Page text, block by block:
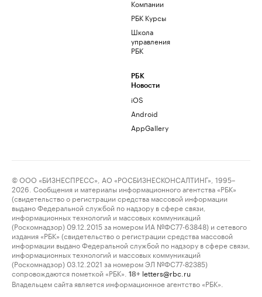
Компании
РБК Курсы
Школа
управления
РБК
РБК
Новости
iOS
Android
AppGallery
© ООО «БИЗНЕСПРЕСС», АО «РОСБИЗНЕСКОНСАЛТИНГ», 1995–
2026. Сообщения и материалы информационного агентства «РБК»
(свидетельство о регистрации средства массовой информации
выдано Федеральной службой по надзору в сфере связи,
информационных технологий и массовых коммуникаций
(Роскомнадзор) 09.12.2015 за номером ИА №ФС77-63848) и сетевого
издания «РБК» (свидетельство о регистрации средства массовой
информации выдано Федеральной службой по надзору в сфере связи,
информационных технологий и массовых коммуникаций
(Роскомнадзор) 03.12.2021 за номером ЭЛ №ФС77-82385)
сопровождаются пометкой «РБК».
18+ letters@rbc.ru
Владельцем сайта является информационное агентство «РБК».